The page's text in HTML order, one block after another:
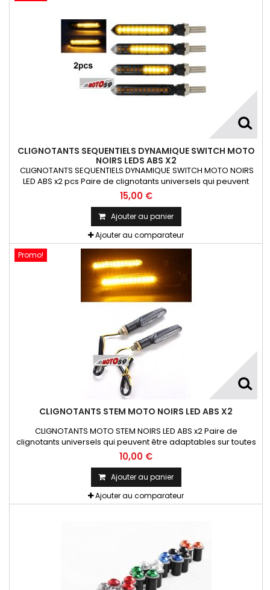
CLIGNOTANTS SEQUENTIELS DYNAMIQUE SWITCH MOTO
NOIRS LEDS ABS X2
CLIGNOTANTS SEQUENTIELS DYNAMIQUE SWITCH MOTO NOIRS
LED ABS x2 pcs Paire de clignotants universels qui peuvent
être adaptables sur toutes motos ou scooters
15,00 €
Ajouter au panier
Ajouter au comparateur
Promo!
CLIGNOTANTS STEM MOTO NOIRS LED ABS X2
CLIGNOTANTS MOTO STEM NOIRS LED ABS x2 Paire de
clignotants universels qui peuvent être adaptables sur toutes
motos ou scooters
10,00 €
Ajouter au panier
Ajouter au comparateur